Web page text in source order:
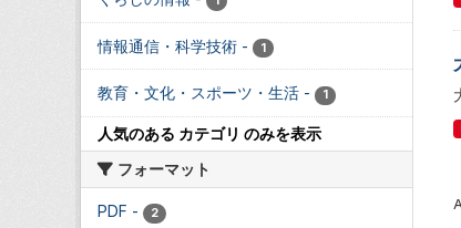
情報通信・科学技術 - 1
教育・文化・スポーツ・生活 - 1
人気のある カテゴリ のみを表示
フォーマット
PDF - 2